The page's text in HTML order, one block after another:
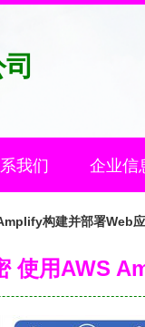
我们 企业信
构建并部署Web
使用AWS